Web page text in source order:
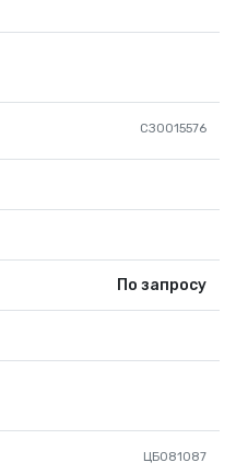
СЗ0015576
По запросу
ЦБ081087